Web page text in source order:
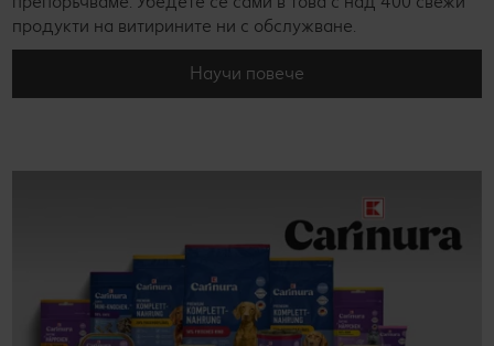
продукти на витирините ни с обслужване.
Научи повече